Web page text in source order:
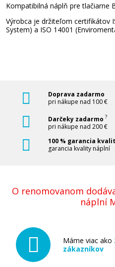
Kompatibilná náplň pre tlačiarne
Výrobca je držiteľom certifikátov
System) a ISO 14001
Doprava zadarmo
pri nákupe nad 100 €
Darčeky zadarmo ?
pri nákupe nad 200 €
100 % garancia
garancia kvality náplní
O renomovanom
náplní
Máme viac ako
zákazníkov